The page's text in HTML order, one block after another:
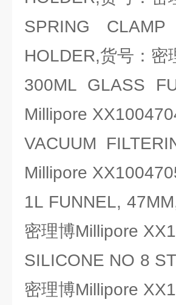
SPRING
HOLDER,货号：
300ML GLASS
Millipore
VACUUM
Millipore
1L FUNNEL,
密理博Millipore
SILICONE NO 8
密理博Millipore